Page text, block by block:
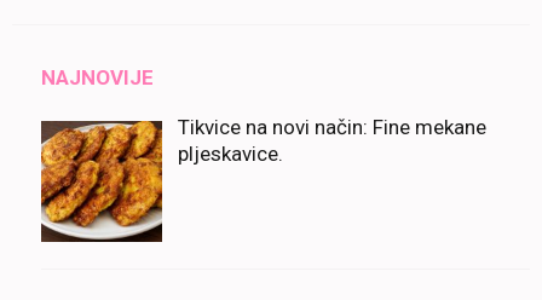
NAJNOVIJE
Tikvice na novi način: Fine mekane
pljeskavice.